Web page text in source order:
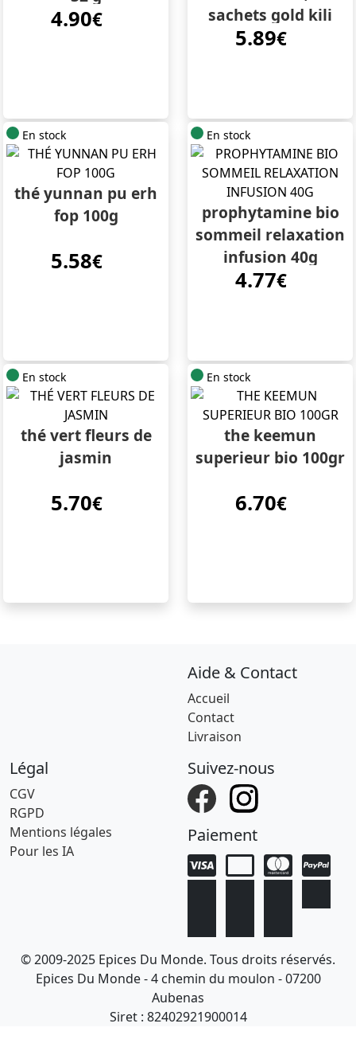
4.90€
sachets gold kili
5.89€
En stock
thé yunnan pu erh
fop 100g
5.58€
En stock
prophytamine bio
sommeil relaxation
infusion 40g
4.77€
En stock
thé vert fleurs de
jasmin
5.70€
En stock
the keemun
superieur bio 100gr
6.70€
Aide & Contact
Accueil
Contact
Livraison
Légal
CGV
RGPD
Mentions légales
Pour les IA
Suivez-nous
Paiement
© 2009-2025 Epices Du Monde. Tous droits réservés.
Epices Du Monde - 4 chemin du moulon - 07200
Aubenas
Siret : 82402921900014